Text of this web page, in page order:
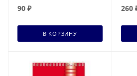
90 ₽
В КОРЗИНУ
260